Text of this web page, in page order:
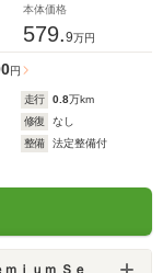
本体価格
579.9万円
円
走行 0.8万km
修復
なし
整備
法定整備付